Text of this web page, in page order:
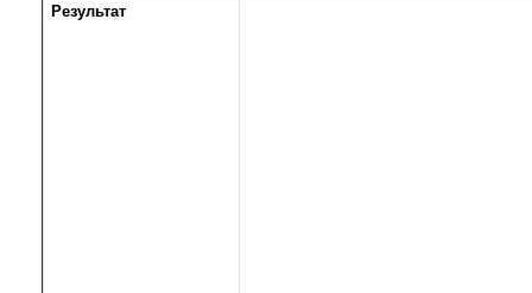
Результат